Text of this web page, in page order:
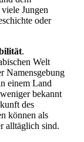
Jungen
oder
.
Welt
Namensgebung
einem Land
bekannt
des
können als
alltäglich sind.